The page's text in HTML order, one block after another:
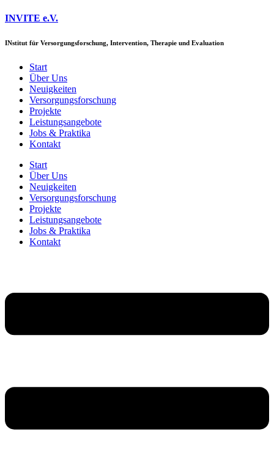
Zum
springen
INVITE e.V.
INstitut für Versorgungsforschung, Intervention, Therapie und Evaluation
Start
Über Uns
Neuigkeiten
Versorgungs­forschung
Projekte
Leistungsangebote
Jobs & Praktika
Kontakt
Start
Über Uns
Neuigkeiten
Versorgungs­forschung
Projekte
Leistungsangebote
Jobs & Praktika
Kontakt